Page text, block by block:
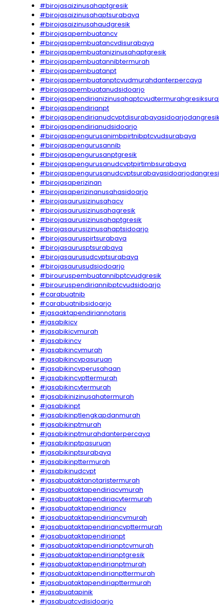
#birojasaizinusahaptgresik
#birojasaizinusahaptsurabaya
#birojasaizinusahaudgresik
#birojasapembuatancv
#birojasapembuatancvdisurabaya
#birojasapembuatanizinusahaptgresik
#birojasapembuatannibtermurah
#birojasapembuatanpt
#birojasapembuatanptcvudmurahdanterpercaya
#birojasapembuatanudsidoarjo
#birojasapendirianpt
#birojasapendirianudsidoarjo
#birojasapengurusanimbpirtnibptcvudsurabaya
#birojasapengurusannib
#birojasapengurusanptgresik
#birojasapengurusanudcvptpirtimbsurabaya
#birojasaperizinan
#birojasaperizinanusahasidoarjo
#birojasaurusizinusahacv
#birojasaurusizinusahagresik
#birojasaurusizinusahaptgresik
#birojasaurusizinusahaptsidoarjo
#birojasauruspirtsurabaya
#birojasaurusptsurabaya
#birojasaurusudcvptsurabaya
#birojasaurusudsiodoarjo
#birouruspembuatannibptcvudgresik
#birouruspendiriannibptcvudsidoarjo
#carabuatnib
#carabuatnibsidoarjo
#jasaaktapendiriannotaris
#jasabikicv
#jasabikicvmurah
#jasabikincv
#jasabikincvmurah
#jasabikincvpasuruan
#jasabikincvperusahaan
#jasabikincvpttermurah
#jasabikincvtermurah
#jasabikinizinusahatermurah
#jasabikinpt
#jasabikinptlengkapdanmurah
#jasabikinptmurah
#jasabikinptmurahdanterpercaya
#jasabikinptpasuruan
#jasabikinptsurabaya
#jasabikinpttermurah
#jasabikinudcvpt
#jasabuataktanotaristermurah
#jasabuataktapendiriacvmurah
#jasabuataktapendiriacvtermurah
#jasabuataktapendiriancv
#jasabuataktapendiriancvmurah
#jasabuataktapendiriancvpttermurah
#jasabuataktapendirianpt
#jasabuataktapendirianptcvmurah
#jasabuataktapendirianptgresik
#jasabuataktapendirianptmurah
#jasabuataktapendirianpttermurah
#jasabuataktapendiriapttermurah
#jasabuatapinik
#jasabuatcvdisidoarjo